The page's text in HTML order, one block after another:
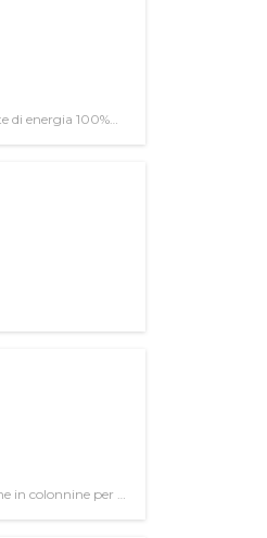
di energia 100%
in colonnine per il